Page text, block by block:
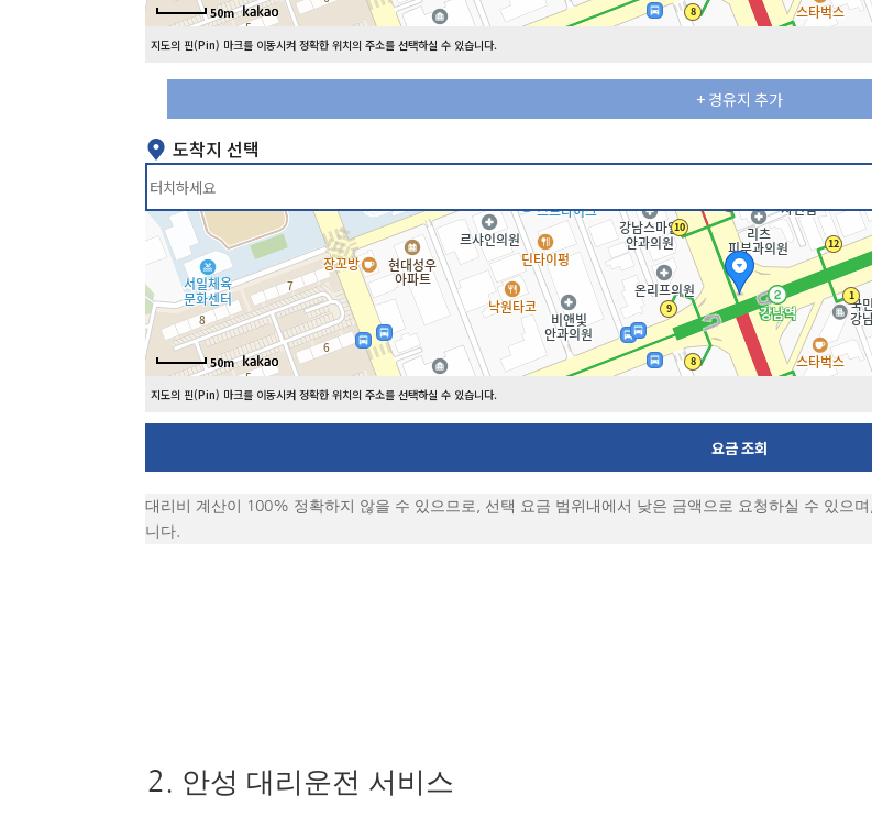
50m
지도의 핀(Pin) 마크를 이동시켜 정확한 위치의 주소를 선택하실 수 있습니다.
+ 경유지 추가
도착지 선택
50m
지도의 핀(Pin) 마크를 이동시켜 정확한 위치의 주소를 선택하실 수 있습니다.
요금 조회
대리비 계산이 100% 정확하지 않을 수 있으므로, 선택 요금 범위내에서 낮은 금액으로 요청하실 수 있으며,
니다.
2. 안성 대리운전 서비스